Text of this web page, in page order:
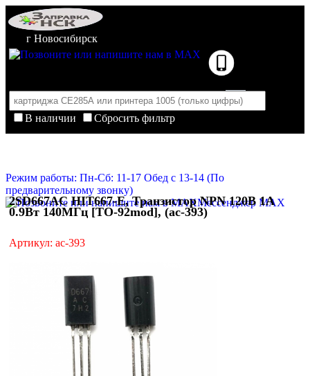
г Новосибирск
В наличии
Сбросить фильтр
Корзина пуста
Режим работы: Пн-Сб: 11-17 Обед с 13-14 (По
предварительному звонку)
Мессенджер MAX
2SD667AC HIT667-E, Транзистор NPN 120В 1А
0.9Вт 140МГц [TO-92mod], (ac-393)
Артикул: ac-393